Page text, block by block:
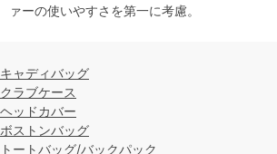
ァーの使いやすさを第一に考慮。
キャディバッグ
クラブケース
ヘッドカバー
ボストンバッグ
トートバッグ/バックパック